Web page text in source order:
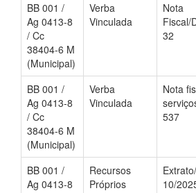
BB 001 /
Ag 0413-8
/ Cc
38404-6 M
(Municipal)
Verba
Vinculada
Nota
Fiscal/
32
BB 001 /
Ag 0413-8
/ Cc
38404-6 M
(Municipal)
Verba
Vinculada
Nota
537
BB 001 /
Ag 0413-8
Recursos
Próprios
10/